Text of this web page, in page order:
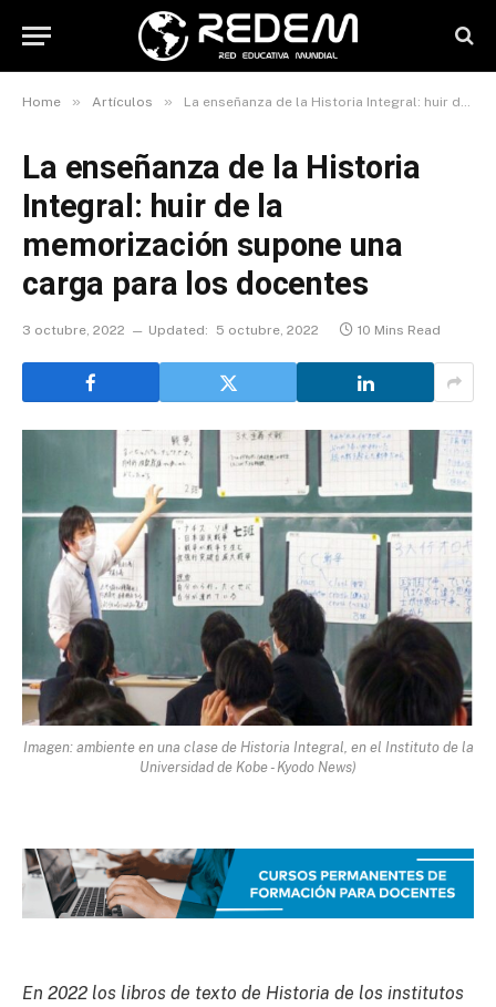
Home » Artículos » La enseñanza de la Historia Integral: huir de la memorización supone una carga para los docentes
La enseñanza de la Historia
Integral: huir de la
memorización supone una
carga para los docentes
3 octubre, 2022 Updated: 5 octubre, 2022 10 Mins Read
Imagen: ambiente en una clase de Historia Integral, en el Instituto de la
Universidad de Kobe - Kyodo News)
En 2022 los libros de texto de Historia de los institutos